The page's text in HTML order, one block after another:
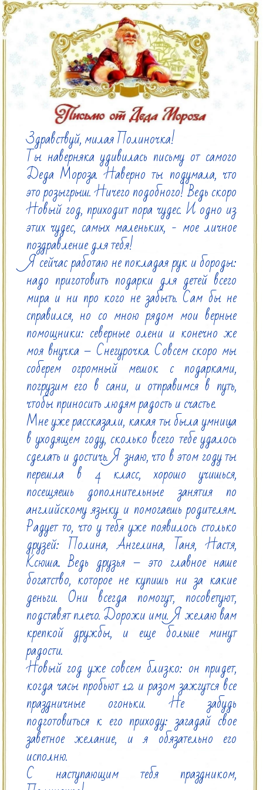
Здравствуй, милая Полиночка!
Ты наверняка удивилась письму от самого
Деда Мороза. Наверно ты подумала, что
это розыгрыш. Ничего подобного! Ведь скоро
Новый год, приходит пора чудес. И одно из
этих чудес, самых маленьких, - мое личное
поздравление для тебя!
Я сейчас работаю не покладая рук и бороды:
надо приготовить подарки для детей всего
мира и ни про кого не забыть. Сам бы не
справился, но со мною рядом мои верные
помощники: северные олени и конечно же
моя внучка – Снегурочка. Совсем скоро мы
соберем огромный мешок с подарками,
погрузим его в сани, и отправимся в путь,
чтобы приносить людям радость и счастье.
Мне уже рассказали, какая ты была умница
в уходящем году, сколько всего тебе удалось
сделать и достичь. Я знаю, что в этом году ты
перешла в 4 класс, хорошо учишься,
посещяешь дополнительные занятия по
английскому языку и помогаешь родителям..
Радует то, что у тебя уже появилось столько
друзей: Полина, Ангелина, Таня, Настя,
Ксюша.. Ведь друзья – это главное наше
богатство, которое не купишь ни за какие
деньги. Они всегда помогут, посоветуют,
подставят плечо. Дорожи ими. Я желаю вам
крепкой дружбы, и еще больше минут
радости.
Новый год уже совсем близко: он придет,
когда часы пробьют 12 и разом зажгутся все
праздничные огоньки. Не забудь
подготовиться к его приходу: загадай свое
заветное желание, и я обязательно его
исполню.
С наступающим тебя праздником,